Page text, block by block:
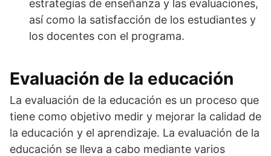
estrategias de enseñanza y las evaluaciones,
así como la satisfacción de los estudiantes y
los docentes con el programa.
Evaluación de la educación
La evaluación de la educación es un proceso que
tiene como objetivo medir y mejorar la calidad de
la educación y el aprendizaje. La evaluación de la
educación se lleva a cabo mediante varios